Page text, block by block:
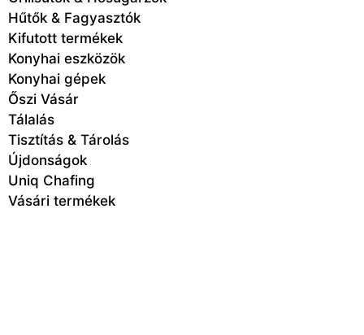
Hűtők & Fagyasztók
Kifutott termékek
Konyhai eszközök
Konyhai gépek
Őszi Vásár
Tálalás
Tisztítás & Tárolás
Újdonságok
Uniq Chafing
Vásári termékek